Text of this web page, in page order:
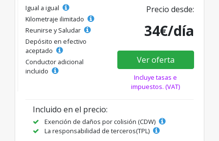
Igual a igual
Kilometraje ilimitado
Reunirse y Saludar
Depósito en efectivo
aceptado
Conductor adicional
incluido
Precio desde:
34€/día
Ver oferta
Incluye tasas e
impuestos. (VAT)
Incluido en el precio:
Exención de daños por colisión (CDW)
La responsabilidad de terceros(TPL)